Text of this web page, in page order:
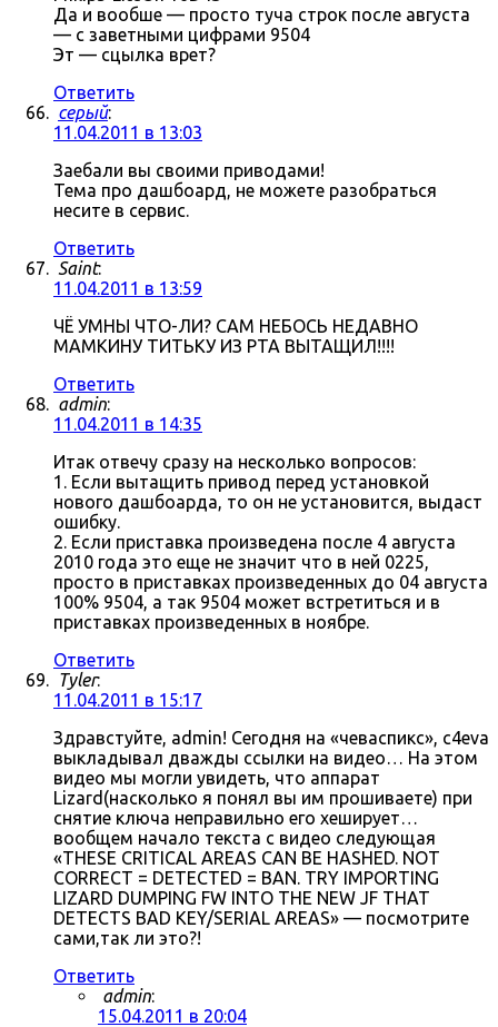
Да и вообше — просто туча строк после августа
— с заветными цифрами 9504
Эт — сцылка врет?
Ответить
серый:
11.04.2011 в 13:03
Заебали вы своими приводами!
Тема про дашбоард, не можете разобраться
несите в сервис.
Ответить
Saint:
11.04.2011 в 13:59
ЧЁ УМНЫ ЧТО-ЛИ? САМ НЕБОСЬ НЕДАВНО
МАМКИНУ ТИТЬКУ ИЗ РТА ВЫТАЩИЛ!!!!
Ответить
admin:
11.04.2011 в 14:35
Итак отвечу сразу на несколько вопросов:
1. Если вытащить привод перед установкой
нового дашбоарда, то он не установится, выдаст
ошибку.
2. Если приставка произведена после 4 августа
2010 года это еще не значит что в ней 0225,
просто в приставках произведенных до 04 августа
100% 9504, а так 9504 может встретиться и в
приставках произведенных в ноябре.
Ответить
Tyler:
11.04.2011 в 15:17
Здравстуйте, admin! Сегодня на «чеваспикс», c4eva
выкладывал дважды ссылки на видео… На этом
видео мы могли увидеть, что аппарат
Lizard(насколько я понял вы им прошиваете) при
снятие ключа неправильно его хеширует…
вообщем начало текста с видео следующая
«THESE CRITICAL AREAS CAN BE HASHED. NOT
CORRECT = DETECTED = BAN. TRY IMPORTING
LIZARD DUMPING FW INTO THE NEW JF THAT
DETECTS BAD KEY/SERIAL AREAS» — посмотрите
сами,так ли это?!
Ответить
admin:
15.04.2011 в 20:04